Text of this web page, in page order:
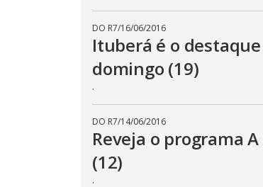
DO R7/16/06/2016
Ituberá é o
domingo (19)
.
DO R7/14/06/2016
Reveja o programa
(12)
.